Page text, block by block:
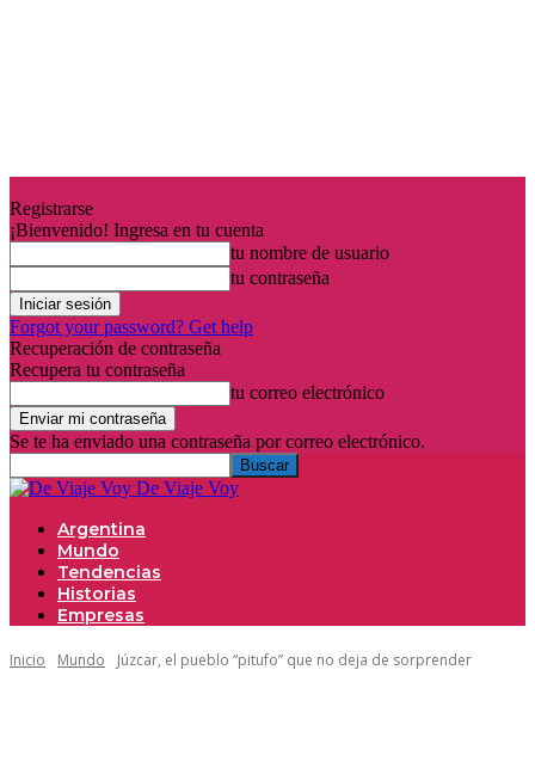
Registrarse
¡Bienvenido! Ingresa en tu cuenta
tu nombre de usuario
tu contraseña
Forgot your password? Get help
Recuperación de contraseña
Recupera tu contraseña
tu correo electrónico
Se te ha enviado una contraseña por correo electrónico.
De Viaje Voy
Argentina
Mundo
Tendencias
Historias
Empresas
Inicio Mundo Júzcar, el pueblo “pitufo” que no deja de sorprender